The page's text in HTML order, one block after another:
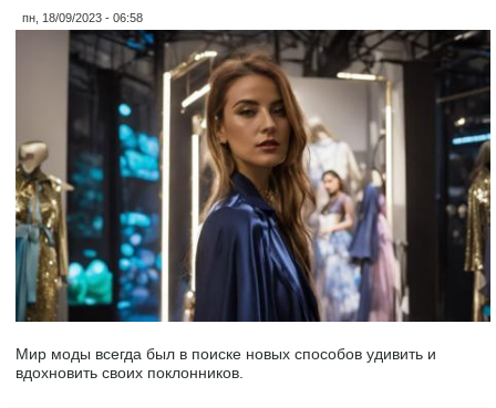
пн, 18/09/2023 - 06:58
Мир моды всегда был в поиске новых способов удивить и
вдохновить своих поклонников.